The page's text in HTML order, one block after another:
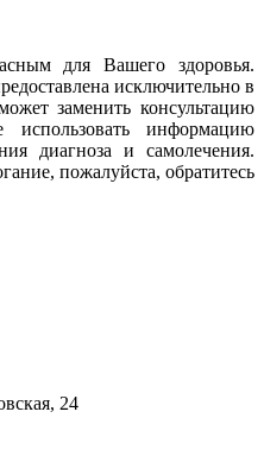
для Вашего здоровья.
исключительно в
заменить консультацию
информацию
диагноза и самолечения.
пожалуйста, обратитесь
24